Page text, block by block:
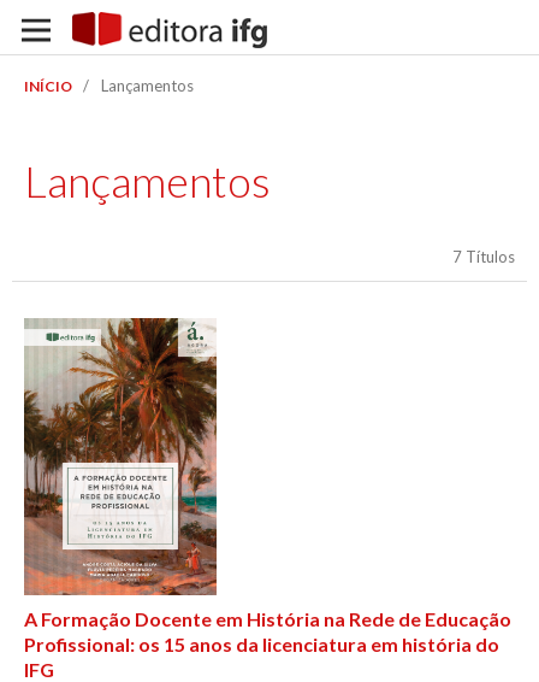
INÍCIO / Lançamentos
Lançamentos
7 Títulos
A Formação Docente em História na Rede de Educação
Profissional: os 15 anos da licenciatura em história do
IFG